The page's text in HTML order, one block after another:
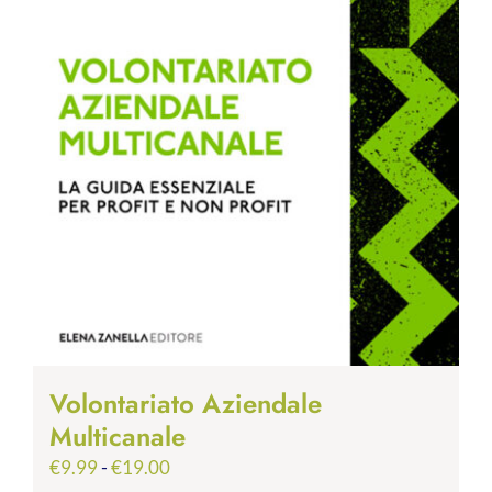
Volontariato Aziendale
Multicanale
€9.99-€19.00Fascia